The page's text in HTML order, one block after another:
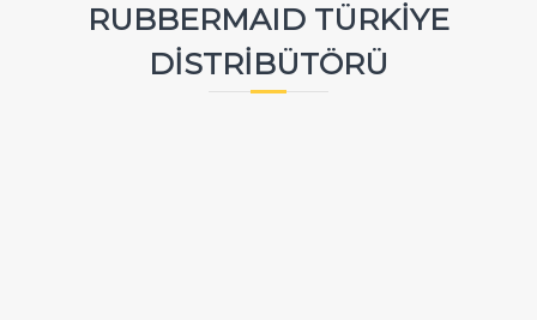
RUBBERMAID TÜRKIYE
DISTRIBÜTÖRÜ